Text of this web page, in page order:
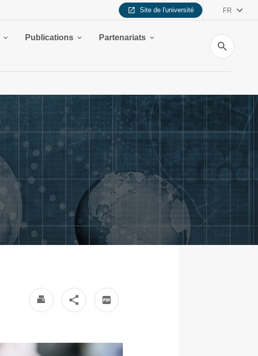
Site de l'université FR
Publications
Partenariats
Recherche